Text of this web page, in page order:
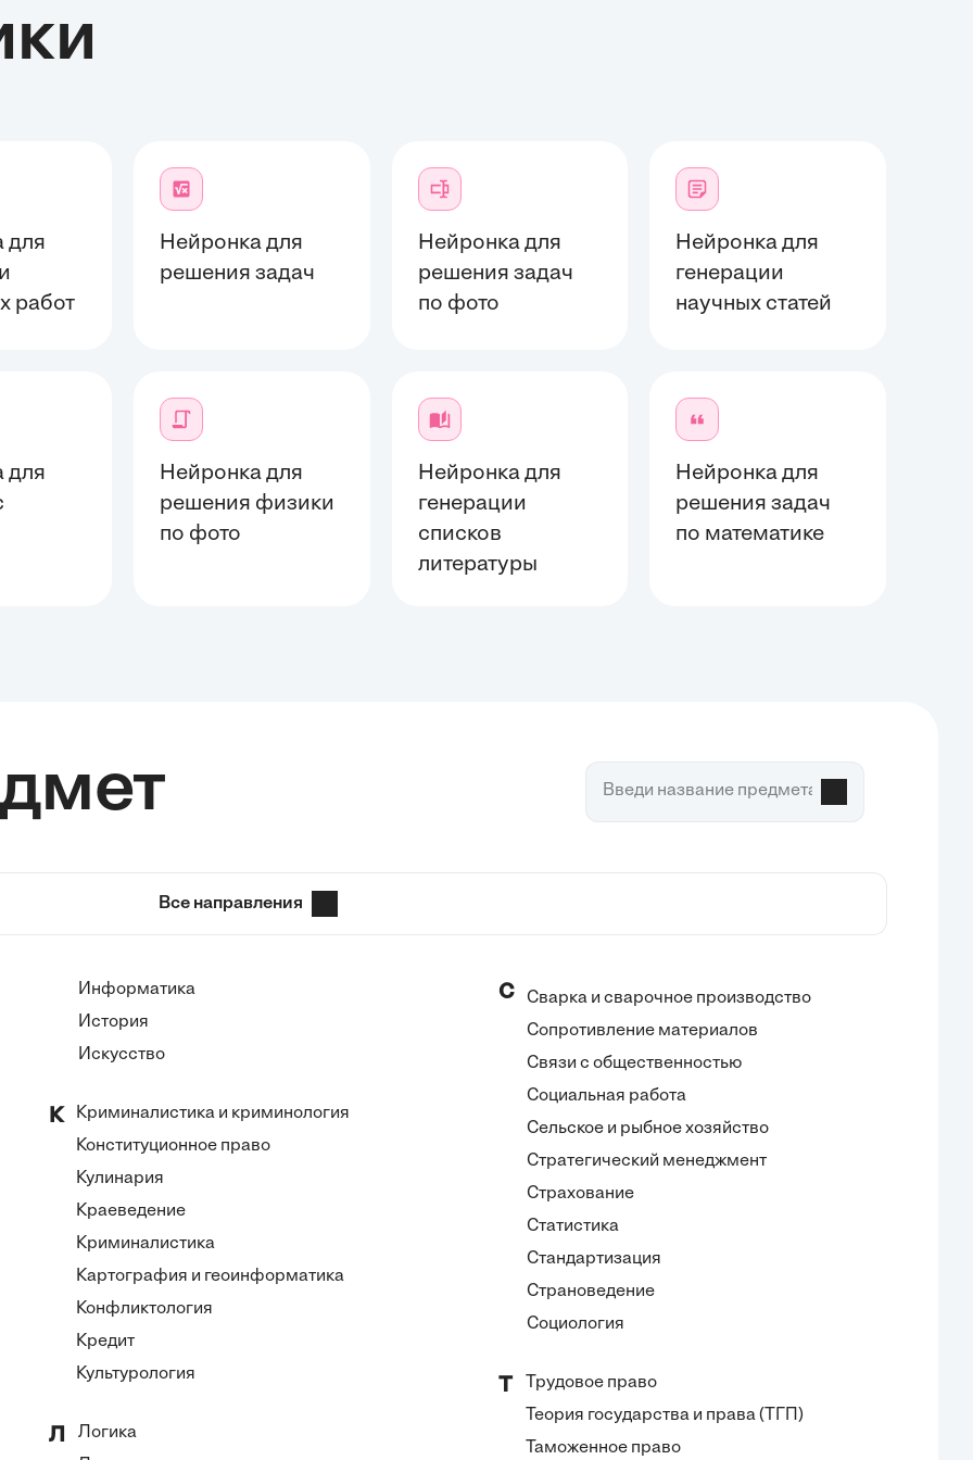
для
работ
Нейронка для
решения задач
Нейронка для
решения задач
по фото
Нейронка для
генерации
научных статей
для
Нейронка для
решения физики
по фото
Нейронка для
генерации
списков
литературы
Нейронка для
решения задач
по математике
Все направления
Информатика
История
Искусство
К
Криминалистика и криминология
Конституционное право
Кулинария
Краеведение
Криминалистика
Картография и геоинформатика
Конфликтология
Кредит
Культурология
Л
Логика
С
Сварка и сварочное производство
Сопротивление материалов
Связи с общественностью
Социальная работа
Сельское и рыбное хозяйство
Стратегический менеджмент
Страхование
Статистика
Стандартизация
Страноведение
Социология
Т
Трудовое право
Теория государства и права (ТГП)
Таможенное право